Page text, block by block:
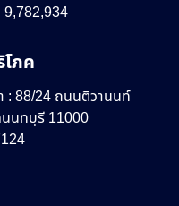
9,782,934
ภค
: 88/24 ถนนติวานนท์
นทบุรี 11000